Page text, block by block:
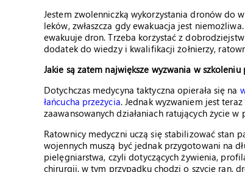
Jestem zwolenniczką wykorzystania dronów do
leków, zwłaszcza gdy ewakuacja jest
ewakuuje dron. Trzeba korzystać z
dodatek do wiedzy i kwalifikacji żołnierzy,
Jakie są zatem największe wyzwania w
Dotychczas medycyna taktyczna opierała się na
łańcucha przeżycia. Jednak wyzwaniem jest
zaawansowanych działaniach ratujących życie
Ratownicy medyczni uczą się stabilizować stan
wojennych muszą być jednak przygotowani na
pielęgniarstwa, czyli dotyczących żywienia,
chirurgii, w tym przypadku chodzi o szycie ran,